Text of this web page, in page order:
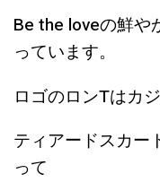
Be the loveの鮮や
っています。
ロゴのロンTはカ
ティアードスカー
って